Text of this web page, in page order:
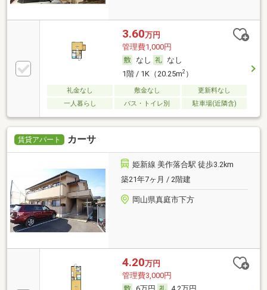
3.60万円
管理費1,000円
なし
なし
1階 / 1K（20.25m2）
礼金なし 敷金なし
更新料なし
一人暮らし
バス・トイレ別 駐車場(近隣含)
賃貸アパート カーサ
姫新線 美作落合駅 徒歩3.2km
築21年7ヶ月 / 2階建
岡山県真庭市下方
4.20万円
管理費3,000円